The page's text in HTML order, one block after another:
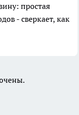
простая
- сверкает, как